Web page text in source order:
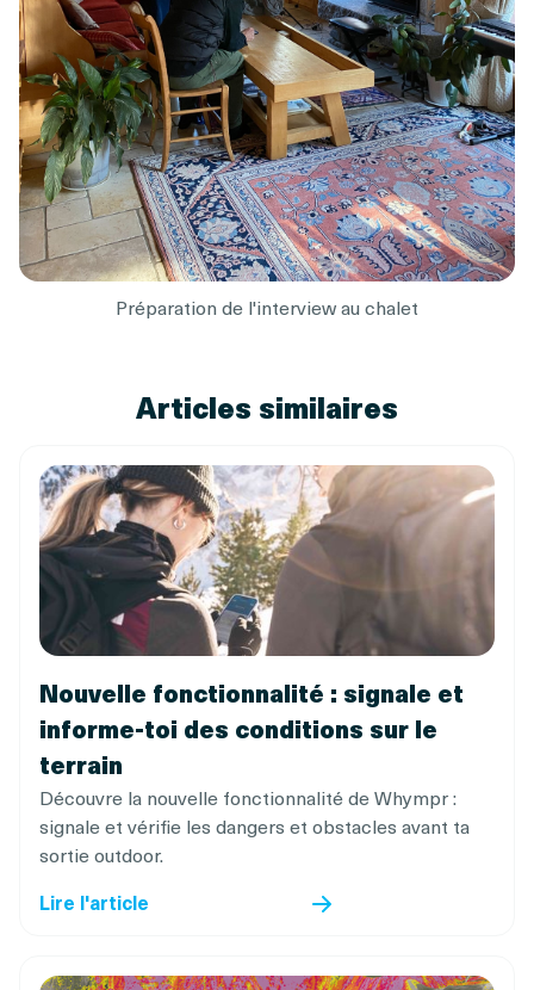
Préparation de l'interview au chalet
Articles similaires
Nouvelle fonctionnalité : signale et
informe-toi des conditions sur le
terrain
Découvre la nouvelle fonctionnalité de Whympr :
signale et vérifie les dangers et obstacles avant ta
sortie outdoor.
Lire l'article